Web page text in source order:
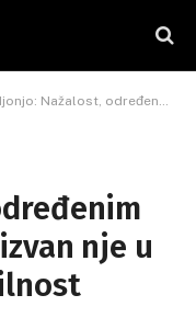
Nažalost, određenim akterima u regiji i izvan nje u interesu je nestabilnost
nje u